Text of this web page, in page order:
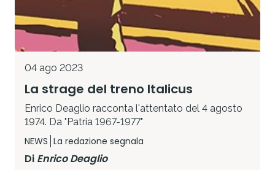
04 ago 2023
La strage del treno Italicus
Enrico Deaglio racconta l'attentato del 4 agosto
1974. Da "Patria 1967-1977"
NEWS La redazione segnala
Di Enrico Deaglio